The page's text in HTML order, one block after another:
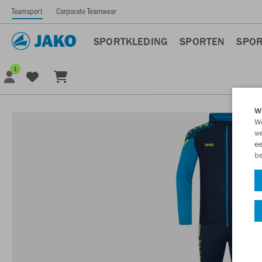
Teamsport Corporate Teamwear
SPORTKLEDING SPORTEN
1